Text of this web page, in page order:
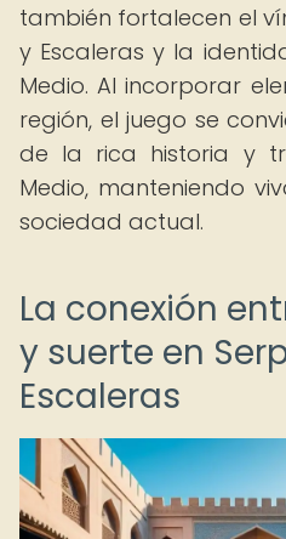
también fortalecen el
y Escaleras y la
Medio. Al incorporar
región, el juego se
de la rica historia y
Medio, manteniendo
sociedad actual.
La conexión
y suerte en
Escaleras